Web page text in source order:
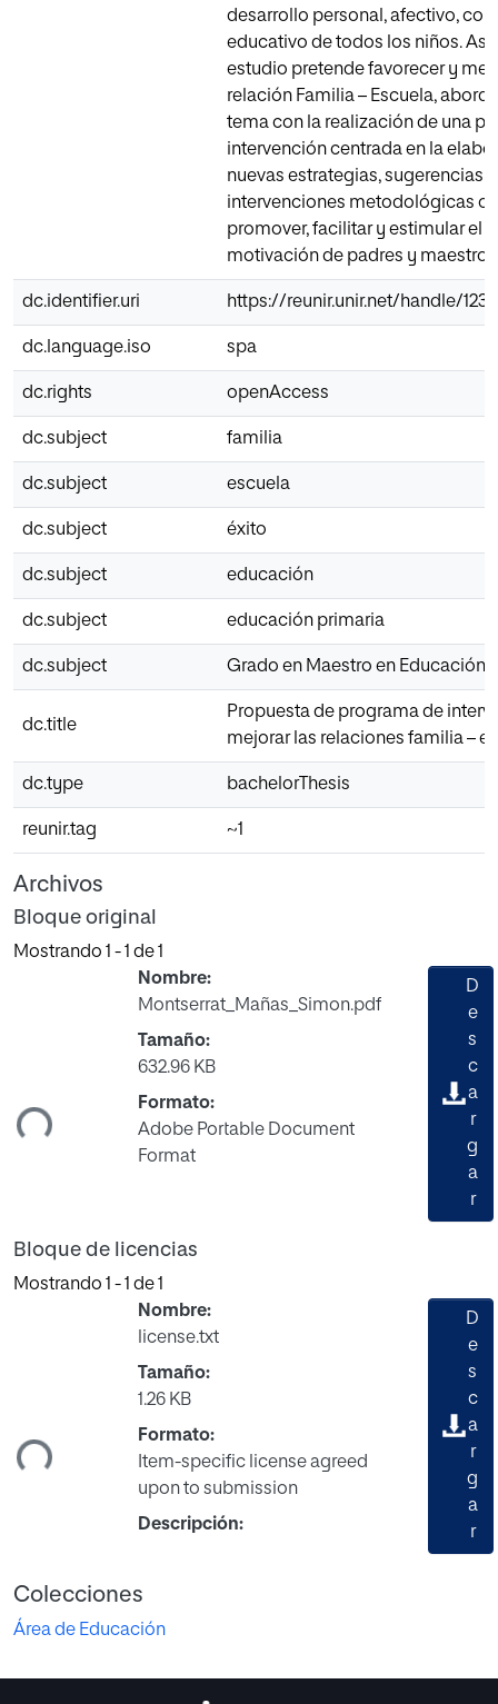
desarrollo personal, afectivo,
educativo de todos los niños.
estudio pretende favorecer y
relación Familia – Escuela,
tema con la realización de una
intervención centrada en la
nuevas estrategias, sugerencias e
intervenciones metodológicas
promover, facilitar y estimular el
motivación de padres y
dc.identifier.uri https://reunir.unir.net/handle/
dc.language.iso spa
dc.rights openAccess
dc.subject familia
dc.subject escuela
dc.subject éxito
dc.subject educación
dc.subject educación primaria
dc.subject Grado en Maestro en Educación
dc.title
Propuesta de programa de
mejorar las relaciones familia –
dc.type bachelorThesis
reunir.tag ~1
Archivos
Bloque original
Mostrando 1 - 1 de 1
Nombre:
Montserrat_Mañas_Simon.pdf
Tamaño:
632.96 KB
Formato:
Adobe Portable Document
Format
D
e
s
c
a
r
g
a
r
Bloque de licencias
Mostrando 1 - 1 de 1
Nombre:
license.txt
Tamaño:
1.26 KB
Formato:
Item-specific license agreed
upon to submission
Descripción:
D
e
s
c
a
r
g
a
r
Colecciones
Área de Educación